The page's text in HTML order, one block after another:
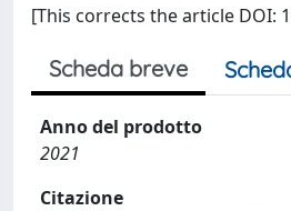
[This corrects the article DOI:
Scheda breve
Anno del prodotto
2021
Citazione